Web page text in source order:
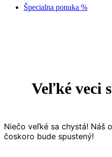
Špecialna ponuka %
Veľké veci
Niečo veľké sa chystá! Náš
čoskoro bude spustený!